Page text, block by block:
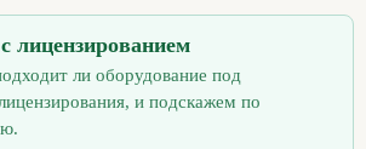
лицензированием
ли оборудование под
и подскажем по